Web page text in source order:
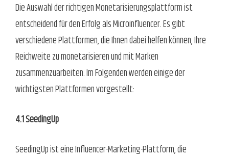
Die Auswahl der richtigen Monetarisierungsplattform ist
entscheidend für den Erfolg als Microinfluencer. Es gibt
verschiedene Plattformen, die Ihnen dabei helfen können, Ihre
Reichweite zu monetarisieren und mit Marken
zusammenzuarbeiten. Im Folgenden werden einige der
wichtigsten Plattformen vorgestellt:
4.1 SeedingUp
SeedingUp ist eine Influencer-Marketing-Plattform, die